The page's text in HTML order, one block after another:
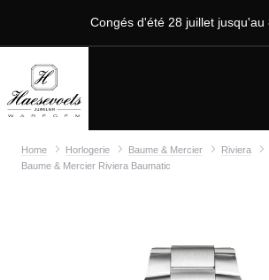
Congés d'été 28 juillet jusqu'au
Home Horlogerie Baume & Mercier
Riviera
Baume & Mercier Riviera Baumatic